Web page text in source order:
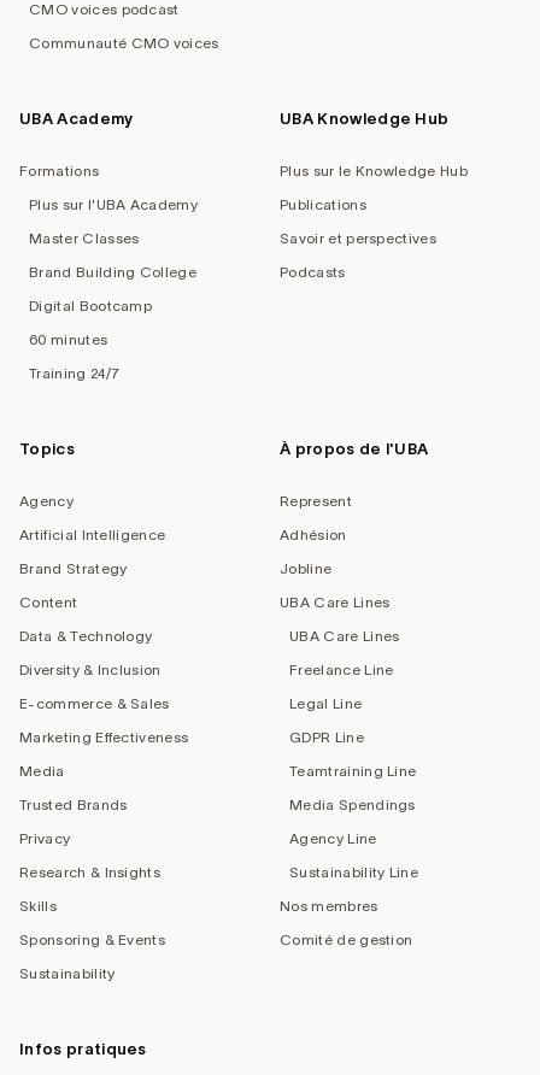
CMO voices podcast
Communauté CMO voices
UBA Academy
Formations
Plus sur l'UBA Academy
Master Classes
Brand Building College
Digital Bootcamp
60 minutes
Training 24/7
UBA Knowledge Hub
Plus sur le Knowledge Hub
Publications
Savoir et perspectives
Podcasts
Topics
Agency
Artificial Intelligence
Brand Strategy
Content
Data & Technology
Diversity & Inclusion
E-commerce & Sales
Marketing Effectiveness
Media
Trusted Brands
Privacy
Research & Insights
Skills
Sponsoring & Events
Sustainability
À propos de l'UBA
Represent
Adhésion
Jobline
UBA Care Lines
UBA Care Lines
Freelance Line
Legal Line
GDPR Line
Teamtraining Line
Media Spendings
Agency Line
Sustainability Line
Nos membres
Comité de gestion
Infos pratiques